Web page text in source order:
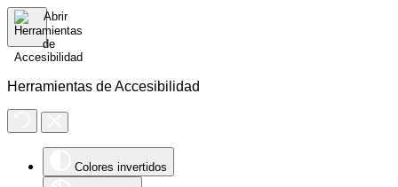
Herramientas de Accesibilidad
Colores invertidos